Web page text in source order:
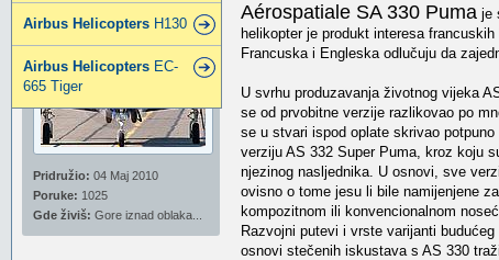
Airbus Helicopters H130
Airbus Helicopters EC-
665 Tiger
Pridružio: 04 Maj 2010
Poruke: 1025
Gde živiš: Gore iznad oblaka...
Aérospatiale SA 330 Puma je
helikopter je produkt interesa
Francuska i Engleska odlučuju da
U svrhu produzavanja životnog vijeka
se od prvobitne verzije razlikovao po
se u stvari ispod oplate skrivao
verziju AS 332 Super Puma, kroz koju
njezinog nasljednika. U osnovi, sve
ovisno o tome jesu li bile namijenjene
kompozitnom ili konvencionalnom
Razvojni putevi i vrste varijanti
osnovi stečenih iskustava s AS 330